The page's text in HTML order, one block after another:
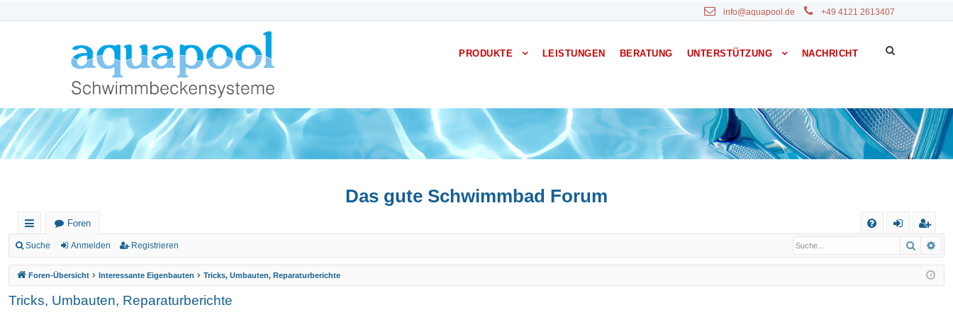
info@aquapool.de +49 4121 2613407
PRODUKTE LEISTUNGEN BERATUNG UNTERSTÜTZUNG NACHRICHT
Das gute Schwimmbad Forum
ch
ne
llz
Foren
A
Q
m
el
eg
ist
rie
Suche Anmelden Registrieren Suche
Foren-Übersicht Interessante Eigenbauten Tricks, Umbauten, Reparaturberichte
Tricks, Umbauten, Reparaturberichte